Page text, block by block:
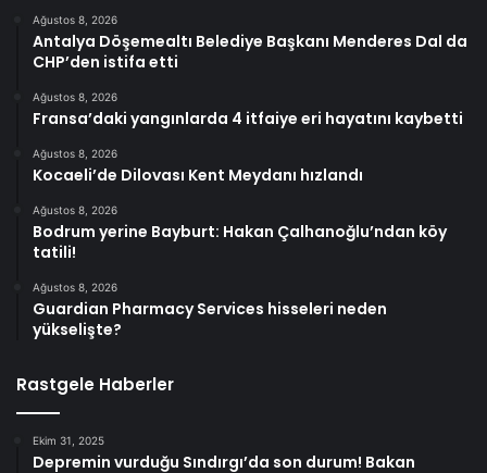
Ağustos 8, 2026
Antalya Döşemealtı Belediye Başkanı Menderes Dal da
CHP’den istifa etti
Ağustos 8, 2026
Fransa’daki yangınlarda 4 itfaiye eri hayatını kaybetti
Ağustos 8, 2026
Kocaeli’de Dilovası Kent Meydanı hızlandı
Ağustos 8, 2026
Bodrum yerine Bayburt: Hakan Çalhanoğlu’ndan köy
tatili!
Ağustos 8, 2026
Guardian Pharmacy Services hisseleri neden
yükselişte?
Rastgele Haberler
Ekim 31, 2025
Depremin vurduğu Sındırgı’da son durum! Bakan